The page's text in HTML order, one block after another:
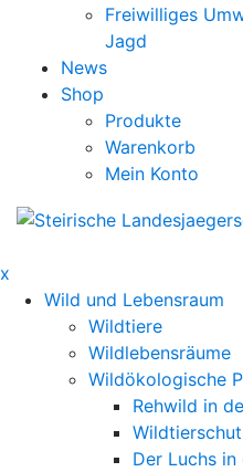
Freiwilliges
Jagd
News
Shop
Produkte
Warenkorb
Mein Konto
x
Wild und Lebensraum
Wildtiere
Wildlebensräume
Wildökologische
Rehwild in
Der Luchs